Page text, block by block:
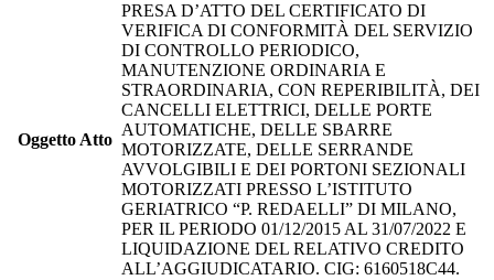
Oggetto Atto
PRESA D’ATTO DEL CERTIFICATO DI
VERIFICA DI CONFORMITÀ DEL SERVIZIO
DI CONTROLLO PERIODICO,
MANUTENZIONE ORDINARIA E
STRAORDINARIA, CON REPERIBILITÀ, DEI
CANCELLI ELETTRICI, DELLE PORTE
AUTOMATICHE, DELLE SBARRE
MOTORIZZATE, DELLE SERRANDE
AVVOLGIBILI E DEI PORTONI SEZIONALI
MOTORIZZATI PRESSO L’ISTITUTO
GERIATRICO “P. REDAELLI” DI MILANO,
PER IL PERIODO 01/12/2015 AL 31/07/2022 E
LIQUIDAZIONE DEL RELATIVO CREDITO
ALL’AGGIUDICATARIO. CIG: 6160518C44.